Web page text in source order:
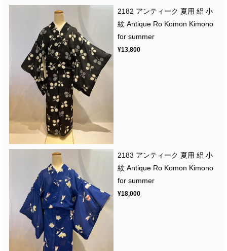
2182 アンティーク 夏用 絽 小
紋 Antique Ro Komon Kimono
for summer
¥13,800
2183 アンティーク 夏用 絽 小
紋 Antique Ro Komon Kimono
for summer
¥18,000